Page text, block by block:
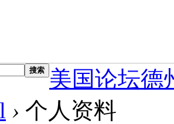
搜索
美国论坛德
› 个人资料